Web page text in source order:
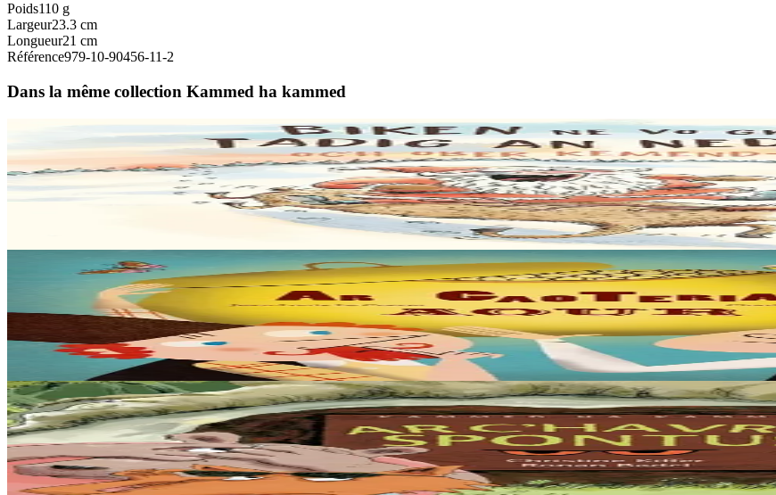
Poids110 g
Largeur23.3 cm
Longueur21 cm
Référence979-10-90456-11-2
Dans la même collection Kammed ha kammed
6 ans et plus
Tout ce que le Père Noël ne fera jamais
Tout ce que le Père Noël ne fera jamais : • Confondre Pâques et Noël. • Manger tous les gâteaux laissés par les enfants et ne plus pouvoir
La marmite pleine d'or
Dans un village de Russie vivaient deux frères : Boris, débrouillard et plein d’esprit, Iakof un peu bête mais pas méchant. Un jour que
13,00 €
3 ans et plus
Sav-heol
La Chèvre biscornue
Quand Lapin arrive à l’entrée de son terrier, un bruit bizarre le fait sursauter. Dedans, y’a quelque chose qui bouge, quelque chose avec